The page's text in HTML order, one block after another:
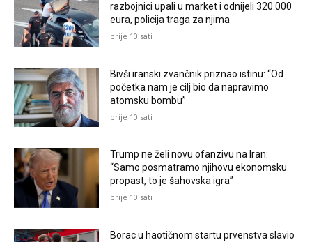
razbojnici upali u market i odnijeli 320.000
eura, policija traga za njima
prije 10 sati
Bivši iranski zvančnik priznao istinu: “Od
početka nam je cilj bio da napravimo
atomsku bombu”
prije 10 sati
Trump ne želi novu ofanzivu na Iran:
“Samo posmatramo njihovu ekonomsku
propast, to je šahovska igra”
prije 10 sati
Borac u haotičnom startu prvenstva slavio